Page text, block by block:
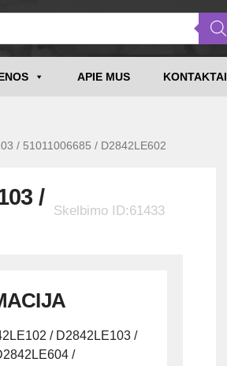
APIE MUS KONTAKTAI
/ 51011006685 / D2842LE602
/
Skelbimo ID:61433
/ D2842LE103 /
/